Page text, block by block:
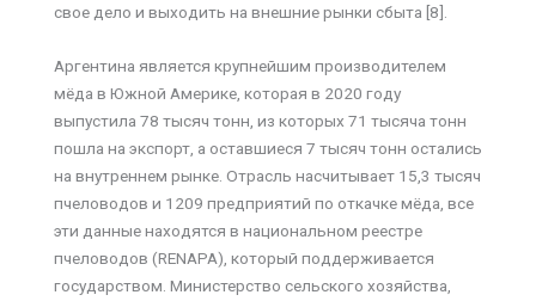
свое дело и выходить на внешние рынки сбыта [8].
Аргентина является крупнейшим производителем
мёда в Южной Америке, которая в 2020 году
выпустила 78 тысяч тонн, из которых 71 тысяча тонн
пошла на экспорт, а оставшиеся 7 тысяч тонн остались
на внутреннем рынке. Отрасль насчитывает 15,3 тысяч
пчеловодов и 1209 предприятий по откачке мёда, все
эти данные находятся в национальном реестре
пчеловодов (RENAPA), который поддерживается
государством. Министерство сельского хозяйства,